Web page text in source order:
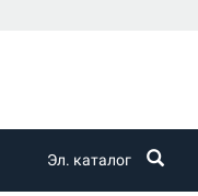
Эл. каталог